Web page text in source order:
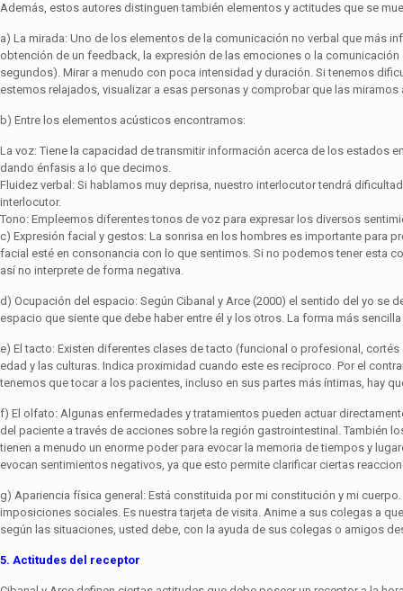
Además, estos autores distinguen también elementos y actitudes que se
a) La mirada: Uno de los elementos de la comunicación no verbal que más
obtención de un feedback, la expresión de las emociones o la
segundos). Mirar a menudo con poca intensidad y duración. Si tenemos
estemos relajados, visualizar a esas per­sonas y comprobar que las
b) Entre los elementos acústicos encontramos:
La voz: Tiene la capacidad de transmitir información acerca de los es­tados
dando énfasis a lo que decimos.
Fluidez verbal: Si hablamos muy deprisa, nuestro interlocutor tendrá
interlocutor.
Tono: Empleemos diferentes tonos de voz para expresar los diversos
c) Expresión facial y gestos: La sonrisa en los hombres es importante para
facial esté en consonancia con lo que sentimos. Si no podemos tener esta
así no interprete de forma negativa.
d) Ocupación del espacio: Según Cibanal y Arce (2000) el sentido del yo se
espacio que siente que debe haber entre él y los otros. La forma más
e) El tacto: Existen diferentes clases de tacto (funcional o profesional,
edad y las culturas. Indica proximidad cuando este es recíproco. Por el
tenemos que tocar a los pacientes, incluso en sus partes más íntimas, hay
f) El olfato: Algunas enfermedades y tratamientos pueden actuar
del paciente a través de acciones sobre la región gastrointestinal. También
tienen a menudo un enorme poder para evocar la memoria de tiempos y
evocan sentimientos negativos, ya que esto permite clarificar ciertas
g) Apariencia física general: Está constituida por mi constitución y mi
imposiciones sociales. Es nuestra tarjeta de visita. Anime a sus cole­gas a
según las situaciones, usted debe, con la ayuda de sus colegas o amigos
5. Actitudes del receptor